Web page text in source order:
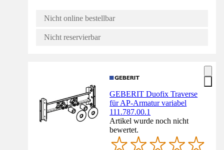
Nicht online bestellbar
Nicht reservierbar
GEBERIT Duofix Traverse
für AP-Armatur variabel
111.787.00.1
Artikel wurde noch nicht
bewertet.